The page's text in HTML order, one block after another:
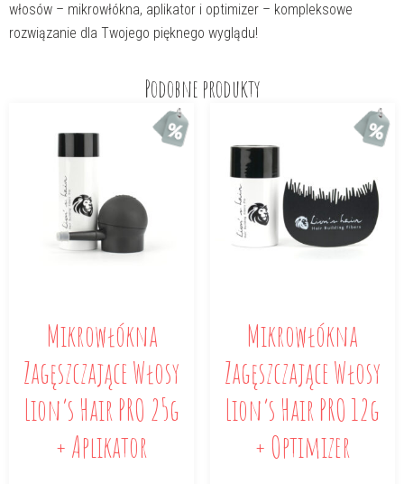
włosów – mikrowłókna, aplikator i optimizer – kompleksowe
rozwiązanie dla Twojego pięknego wyglądu!
Podobne produkty
Mikrowłókna
Zagęszczające Włosy
Lion’s Hair PRO 25g
+ Aplikator
Mikrowłókna
Zagęszczające Włosy
Lion’s Hair PRO 12g
+ Optimizer